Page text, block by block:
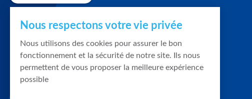
Nous respectons votre vie privée
Nous utilisons des cookies pour assurer le bon
fonctionnement et la sécurité de notre site. Ils nous
permettent de vous proposer la meilleure expérience
possible